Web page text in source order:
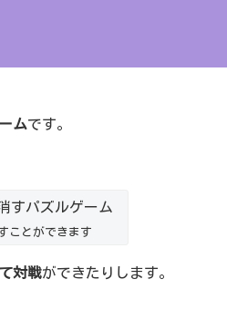
ムです。
ことができます
対戦ができたりします。